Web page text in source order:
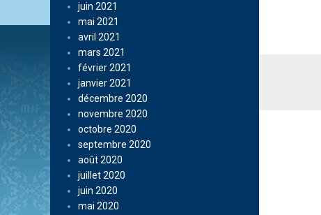
juin 2021
mai 2021
avril 2021
mars 2021
février 2021
janvier 2021
décembre 2020
novembre 2020
octobre 2020
septembre 2020
août 2020
juillet 2020
juin 2020
mai 2020